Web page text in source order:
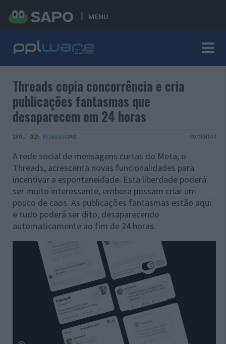
MENU
Threads copia concorrência e cria
publicações fantasmas que
desaparecem em 24 horas
28 OUT 2025 · REDES SOCIAIS COMENTAR
A rede social de mensagens curtas do Meta, o
Threads, acrescenta novas funcionalidades para
incentivar a espontaneidade. Esta liberdade poderá
ser muito interessante, embora possam criar um
pouco de caos. As publicações fantasmas estão aqui
e tudo poderá ser dito, desaparecendo
automaticamente ao fim de 24 horas.